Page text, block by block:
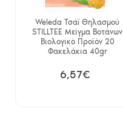
Weleda Τσάï Θηλασμού
STILLTEE Μείγμα Βοτάνων
Βιολογικό Προϊόν 20
Φακελάκια 40gr
6,57€